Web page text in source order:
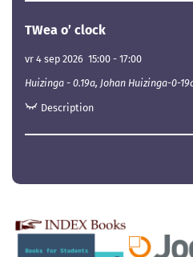
TWea o’ clock
vr 4 sep 2026 15:00 - 17:00
Huizinga - 0.19a, Johan Huizinga-0-
Description